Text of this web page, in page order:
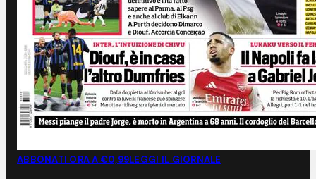
ABBONATI ORA A €0,99LEGGI IL GIORNALE